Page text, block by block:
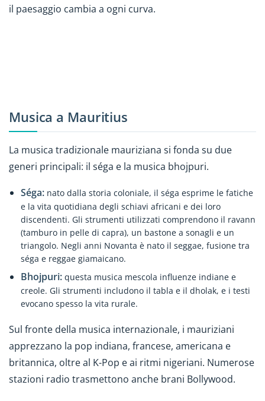
il paesaggio cambia a ogni curva.
Musica a Mauritius
La musica tradizionale mauriziana si fonda su due
generi principali: il séga e la musica bhojpuri.
Séga: nato dalla storia coloniale, il séga esprime le fatiche
e la vita quotidiana degli schiavi africani e dei loro
discendenti. Gli strumenti utilizzati comprendono il ravann
(tamburo in pelle di capra), un bastone a sonagli e un
triangolo. Negli anni Novanta è nato il seggae, fusione tra
séga e reggae giamaicano.
Bhojpuri: questa musica mescola influenze indiane e
creole. Gli strumenti includono il tabla e il dholak, e i testi
evocano spesso la vita rurale.
Sul fronte della musica internazionale, i mauriziani
apprezzano la pop indiana, francese, americana e
britannica, oltre al K-Pop e ai ritmi nigeriani. Numerose
stazioni radio trasmettono anche brani Bollywood.